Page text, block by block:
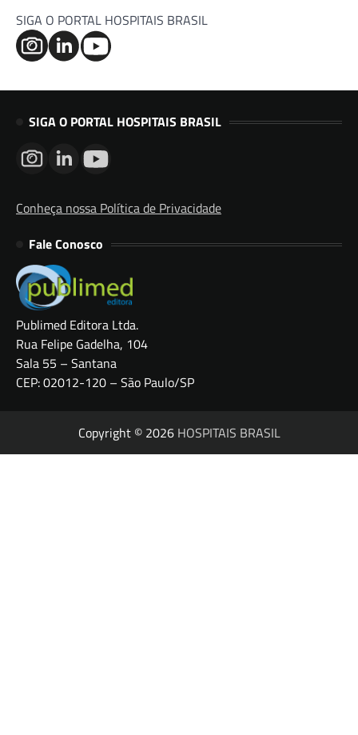
SIGA O PORTAL HOSPITAIS BRASIL
SIGA O PORTAL HOSPITAIS BRASIL
Conheça nossa Política de Privacidade
Fale Conosco
Publimed Editora Ltda.
Rua Felipe Gadelha, 104
Sala 55 – Santana
CEP: 02012-120 – São Paulo/SP
Copyright © 2026 HOSPITAIS BRASIL